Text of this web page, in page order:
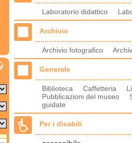
Laboratorio didattico
Archivio
Archivio fotografico
Generale
Biblioteca Caffetteria
Pubblicazioni del
guidate
Per i disabili